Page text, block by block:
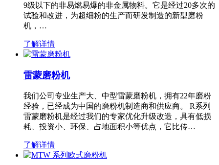
9级以下的非易燃易爆的非金属物料。它是经过20多次的
试验和改进，为超细粉的生产而研发制造的新型磨粉
机，…
了解详情
雷蒙磨粉机
我们公司专业生产大、中型雷蒙磨粉机，拥有22年磨粉
经验，已经成为中国的磨粉机制造商和供应商。 R系列
雷蒙磨粉机是经过我们的专家优化升级改造，具有低损
耗、投资小、环保、占地面积小等优点，它比传…
了解详情